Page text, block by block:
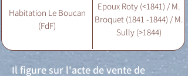
Habitation Le Boucan
(FdF)
Epoux Roty (<1841) / M.
Broquet (1841 -1844) / M.
Sully (>1844)
Il figure sur l'acte de vente de